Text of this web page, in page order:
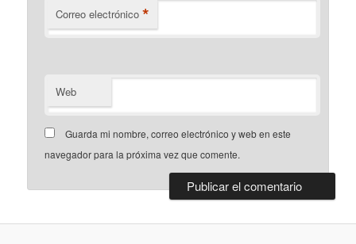
Correo electrónico *
Web
Guarda mi nombre, correo electrónico y web en este
navegador para la próxima vez que comente.